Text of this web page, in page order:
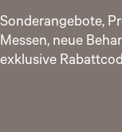
Sonderangebote,
Messen, neue
exklusive